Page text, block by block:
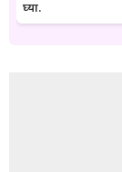
घ्या.